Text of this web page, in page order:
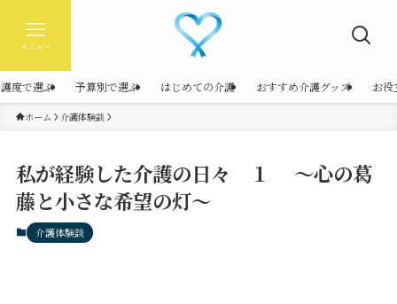
メニュー
度で選ぶ 予算別で選ぶ はじめての介護 おすすめ介護グッズ お役
ホーム 介護体験談
私が経験した介護の日々 １ 〜心の葛
藤と小さな希望の灯〜
介護体験談